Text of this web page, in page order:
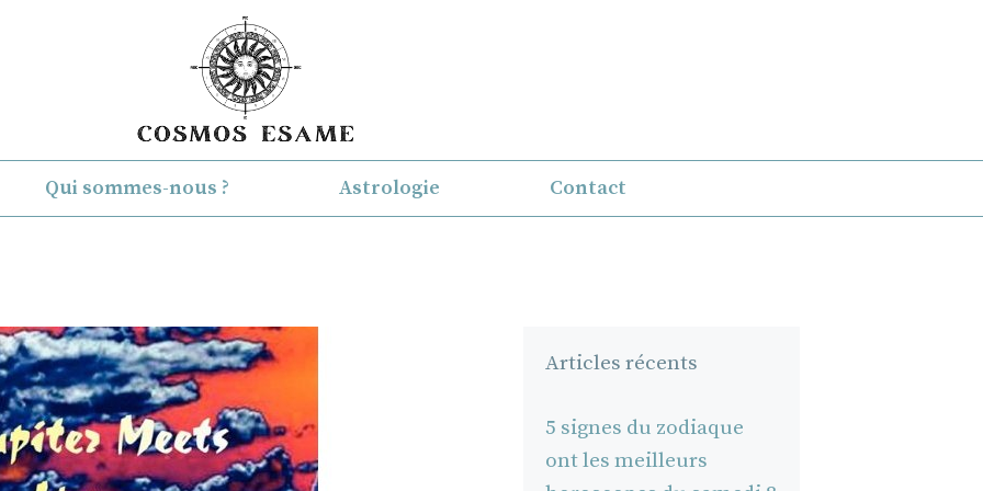
Qui sommes-nous ? Astrologie Contact
Articles récents
5 signes du zodiaque
ont les meilleurs